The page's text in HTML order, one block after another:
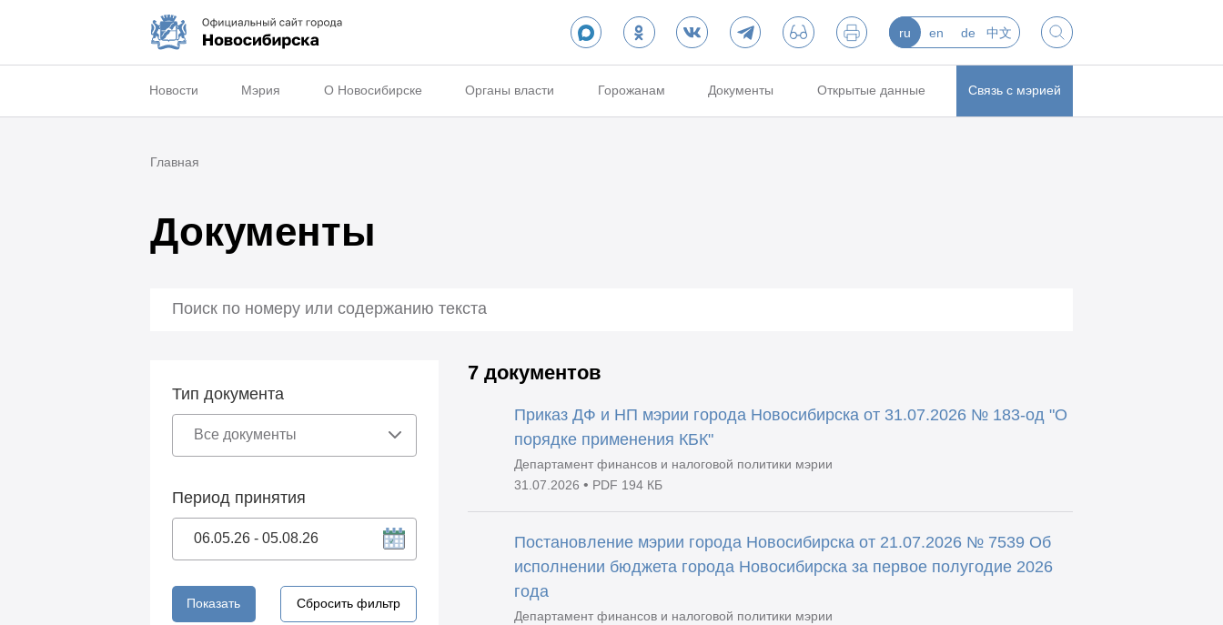
ru en de 中文
Новости Мэрия О Новосибирске Органы власти Горожанам Документы Открытые данные Связь с мэрией
Главная
Документы
Тип документа
Период принятия
Показать Сбросить фильтр
7 документов
Приказ ДФ и НП мэрии города Новосибирска от 31.07.2026 № 183-од "О
порядке применения КБК"
Департамент финансов и налоговой политики мэрии
31.07.2026 • PDF 194 КБ
Постановление мэрии города Новосибирска от 21.07.2026 № 7539 Об
исполнении бюджета города Новосибирска за первое полугодие 2026
года
Департамент финансов и налоговой политики мэрии